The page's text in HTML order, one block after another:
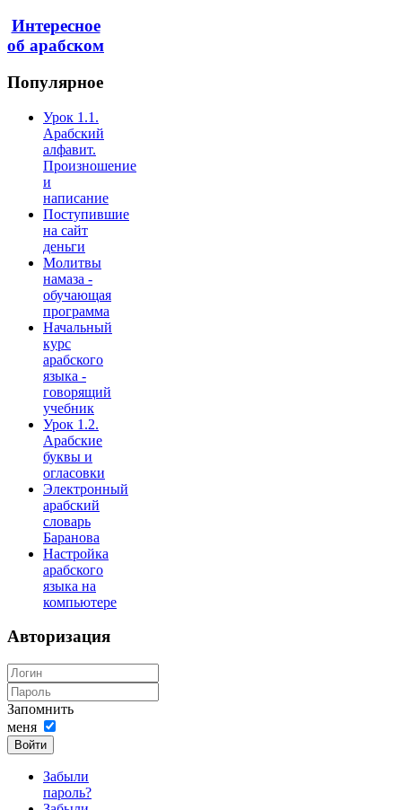
Интересное
об арабском
Популярное
Урок 1.1.
Арабский
алфавит.
Произношение
и
написание
Поступившие
на сайт
деньги
Молитвы
намаза -
обучающая
программа
Начальный
курс
арабского
языка -
говорящий
учебник
Урок 1.2.
Арабские
буквы и
огласовки
Электронный
арабский
словарь
Баранова
Настройка
арабского
языка на
компьютере
Авторизация
Запомнить
меня
Войти
Забыли
пароль?